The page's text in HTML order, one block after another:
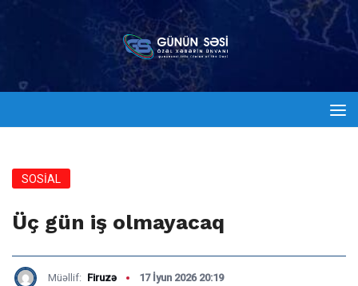
SOSİAL
Üç gün iş olmayacaq
Müəllif: Firuzə 17 İyun 2026 20:19